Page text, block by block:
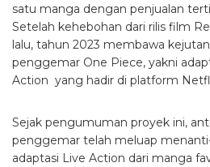
satu manga dengan penjualan
Setelah kehebohan dari rilis film
lalu, tahun 2023 membawa
penggemar One Piece, yakni
Action yang hadir di platform
Sejak pengumuman proyek ini,
penggemar telah meluap
adaptasi Live Action dari manga